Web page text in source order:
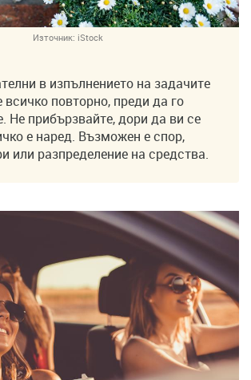
Източник: iStock
в изпълнението на задачите
всичко повторно, преди да го
Не прибързвайте, дори да ви се
е наред. Възможен е спор,
или разпределение на средства.